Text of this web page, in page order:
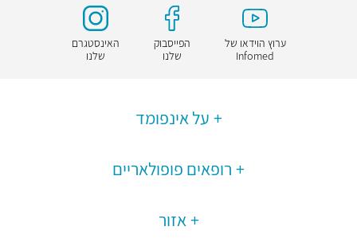
ערוץ הוידאו של
Infomed
הפייסבוק
שלנו
האינסטגרם
שלנו
על אינפומד
רופאים פופולאריים
אזור